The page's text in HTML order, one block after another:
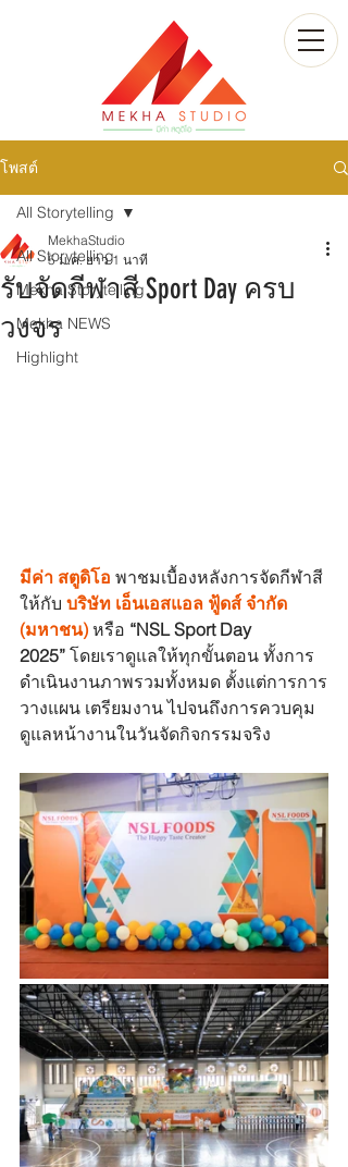
โพสต์
All Storytelling
Mekha Storytelling
Mekha NEWS
Highlight
All Storytelling
รับจัดกีฬาสี Sport Day ครบ
วงจร
MekhaStudio
5 ม.ค. ยาว 1 นาที
มีค่า สตูดิโอ พาชมเบื้องหลังการจัดกีฬาสี
ให้กับ บริษัท เอ็นเอสแอล ฟู้ดส์ จํากัด
(มหาชน) หรือ “NSL Sport Day
2025” โดยเราดูแลให้ทุกขั้นตอน ทั้งการ
ดำเนินงานภาพรวมทั้งหมด ตั้งแต่การการ
วางแผน เตรียมงาน ไปจนถึงการควบคุม
ดูแลหน้างานในวันจัดกิจกรรมจริง